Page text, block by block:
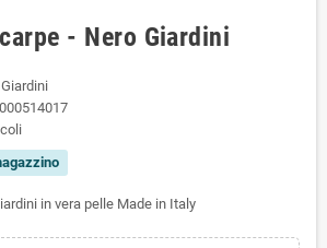
- Nero Giardini
in vera pelle Made in Italy